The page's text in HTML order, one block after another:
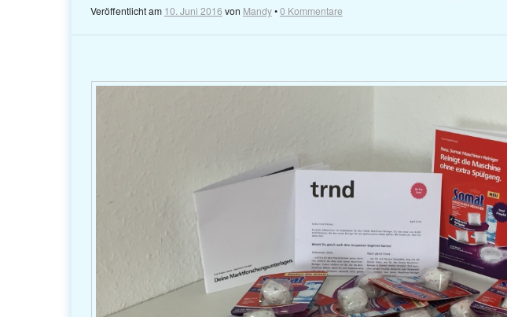
Veröffentlicht am 10. Juni 2016 von Mandy•0 Kommentare